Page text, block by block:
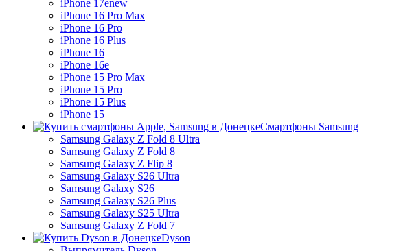
iPhone 17enew
iPhone 16 Pro Max
iPhone 16 Pro
iPhone 16 Plus
iPhone 16
iPhone 16e
iPhone 15 Pro Max
iPhone 15 Pro
iPhone 15 Plus
iPhone 15
Смартфоны Samsung
Samsung Galaxy Z Fold 8 Ultra
Samsung Galaxy Z Fold 8
Samsung Galaxy Z Flip 8
Samsung Galaxy S26 Ultra
Samsung Galaxy S26
Samsung Galaxy S26 Plus
Samsung Galaxy S25 Ultra
Samsung Galaxy Z Fold 7
Dyson